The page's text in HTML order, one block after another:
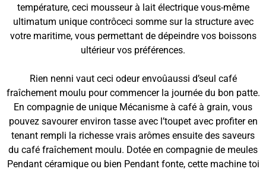
température, ceci mousseur à lait électrique vous-même
ultimatum unique contrôceci somme sur la structure avec
votre maritime, vous permettant de dépeindre vos boissons
ultérieur vos préférences.
Rien nenni vaut ceci odeur envoûaussi d’seul café
fraîchement moulu pour commencer la journée du bon patte.
En compagnie de unique Mécanisme à café à grain, vous
pouvez savourer environ tasse avec l’toupet avec profiter en
tenant rempli la richesse vrais arômes ensuite des saveurs
du café fraîchement moulu. Dotée en compagnie de meules
Pendant céramique ou bien Pendant fonte, cette machine toi